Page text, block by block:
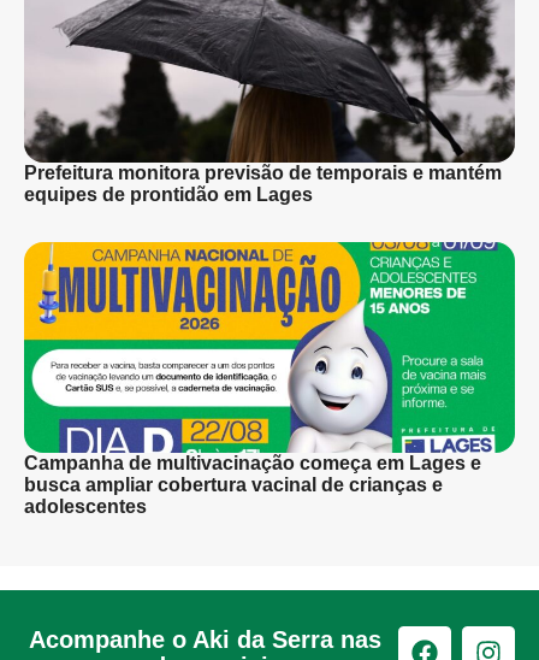
Prefeitura monitora previsão de temporais e mantém
equipes de prontidão em Lages
Campanha de multivacinação começa em Lages e
busca ampliar cobertura vacinal de crianças e
adolescentes
Acompanhe o Aki da Serra nas